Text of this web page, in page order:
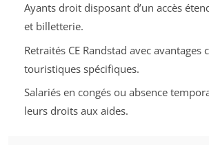
Ayants droit disposant d’un accès
et billetterie.
Retraités CE Randstad avec avantages
touristiques spécifiques.
Salariés en congés ou absence
leurs droits aux aides.